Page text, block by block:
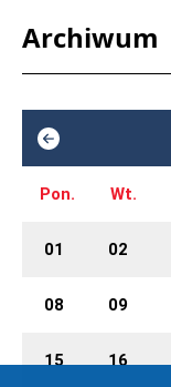
Archiwum
Pon. Wt.
01 02
08 09
15 16